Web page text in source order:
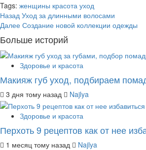
Tags: женщины красота уход
Post
navigation
Назад Уход за длинными волосами
Далее Создание новой коллекции одежды
Больше историй
Здоровье и красота
Макияж губ уход, подбираем
3 дня тому назад Najlya
Здоровье и красота
Перхоть 9 рецептов как от нее
1 месяц тому назад Najlya